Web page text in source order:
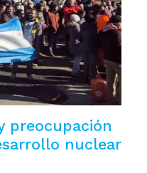
preocupación
nuclear